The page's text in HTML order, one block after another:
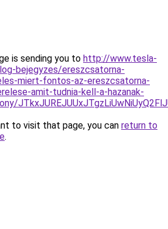
is sending you to http://www.tesla-
bejegyzes/ereszcsatorna-
miert-fontos-az-ereszcsatorna-
amit-tudnia-kell-a-hazanak-
to visit that page, you can return to
.